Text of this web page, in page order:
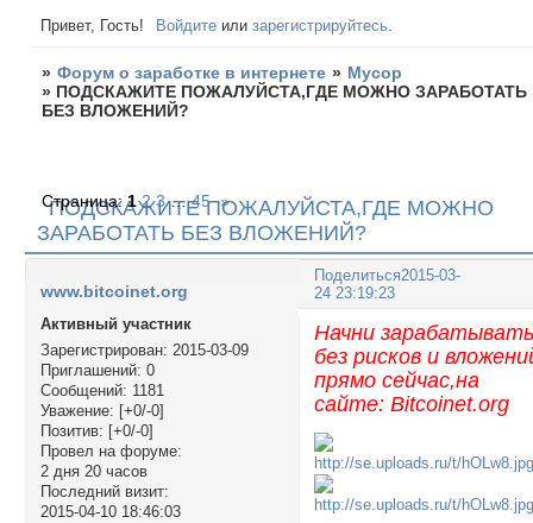
Привет, Гость! Войдите илизарегистрируйтесь
» Форум о заработке в интернете » Мусор
» ПОДСКАЖИТЕ ПОЖАЛУЙСТА,ГДЕ МОЖНО ЗАРАБОТАТЬ
БЕЗ ВЛОЖЕНИЙ?
ПОДСКАЖИТЕ ПОЖАЛУЙСТА,ГДЕ МОЖНО
ЗАРАБОТАТЬ БЕЗ ВЛОЖЕНИЙ?
Страница:1 2 3 … 45 »
Поделиться2015-03-
24 23:19:23
www.bitcoinet.org
Активный участник
Зарегистрирован: 2015-03-09
Приглашений: 0
Сообщений: 1181
Уважение: [+0/-0]
Позитив: [+0/-0]
Провел на форуме:
2 дня 20 часов
Последний визит:
2015-04-10 18:46:03
Начни
без рисков и
прямо сейчас,на
сайте: Bitcoinet.org